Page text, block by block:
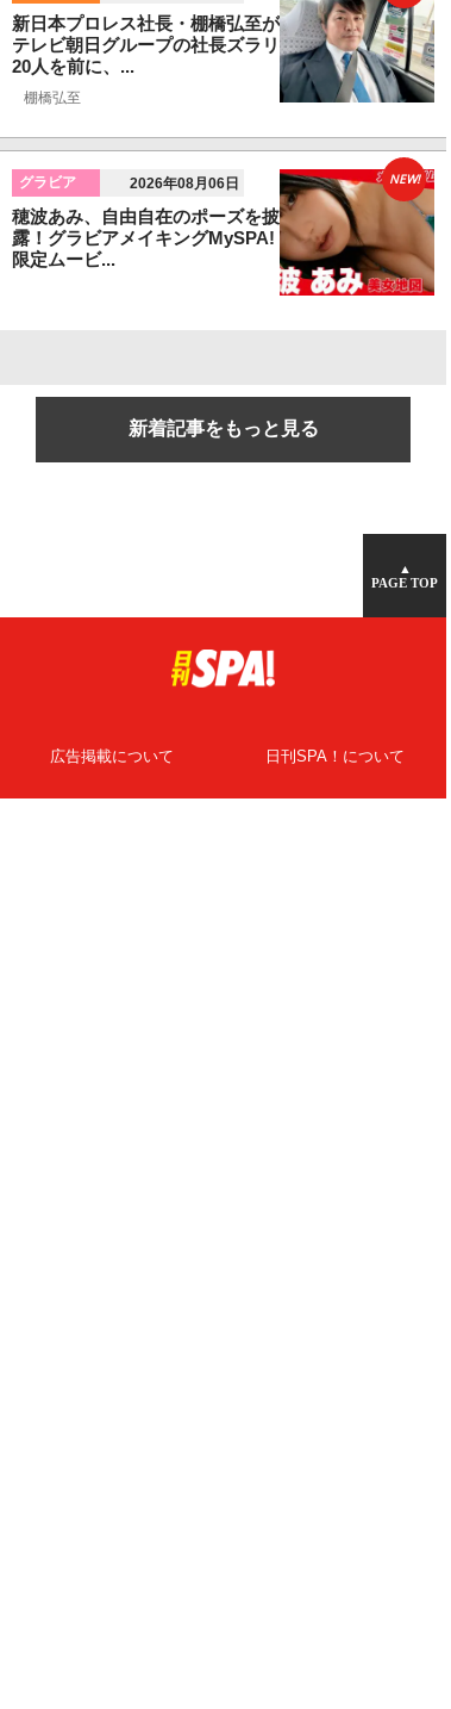
新日本プロレス社長・棚橋弘至が
テレビ朝日グループの社長ズラリ
20人を前に、...
棚橋弘至
グラビア 2026年08月06日
穂波あみ、自由自在のポーズを披
露！グラビアメイキングMySPA!
限定ムービ...
NEW!
新着記事をもっと見る
▲
PAGE TOP
広告掲載について 日刊SPA！について